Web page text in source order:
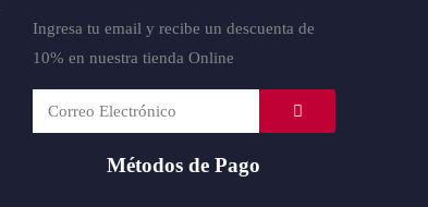
Ingresa tu email y recibe un descuenta de
10% en nuestra tienda Online
Métodos de Pago